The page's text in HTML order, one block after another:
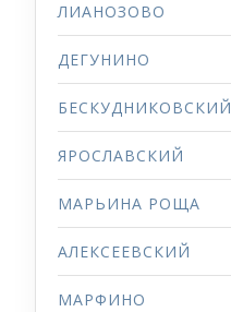
ЛИАНОЗОВО
ДЕГУНИНО
БЕСКУДНИКОВСКИЙ
ЯРОСЛАВСКИЙ
МАРЬИНА РОЩА
АЛЕКСЕЕВСКИЙ
МАРФИНО